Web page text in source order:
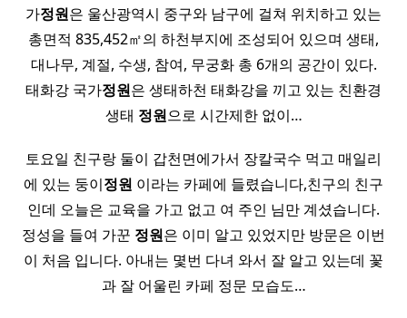
가정원은 울산광역시 중구와 남구에 걸쳐 위치하고 있는
총면적 835,452㎡의 하천부지에 조성되어 있으며 생태,
대나무, 계절, 수생, 참여, 무궁화 총 6개의 공간이 있다.
태화강 국가정원은 생태하천 태화강을 끼고 있는 친환경
생태 정원으로 시간제한 없이…
토요일 친구랑 둘이 갑천면에가서 장칼국수 먹고 매일리
에 있는 둥이정원 이라는 카페에 들렸습니다,친구의 친구
인데 오늘은 교육을 가고 없고 여 주인 님만 계셨습니다.
정성을 들여 가꾼 정원은 이미 알고 있었지만 방문은 이번
이 처음 입니다. 아내는 몇번 다녀 와서 잘 알고 있는데 꽃
과 잘 어울린 카페 정문 모습도…